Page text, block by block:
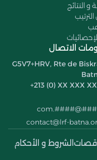
و النتائج
الاتصال
G5V7+HRV, Rte de
+213 (0) XX XXX
contact@lrf-
الشروط و الأحكام